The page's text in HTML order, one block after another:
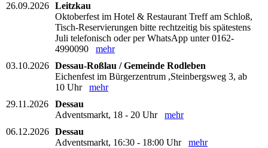
26.09.2026 Leitzkau
Oktoberfest im Hotel & Restaurant Treff am Schloß,
Tisch-Reservierungen bitte rechtzeitig bis spätestens
Juli telefonisch oder per WhatsApp unter 0162-
4990090 mehr
03.10.2026 Dessau-Roßlau / Gemeinde Rodleben
Eichenfest im Bürgerzentrum ,Steinbergsweg 3, ab
10 Uhr mehr
29.11.2026
Dessau
Adventsmarkt, 18 - 20 Uhr mehr
06.12.2026 Dessau
Adventsmarkt, 16:30 - 18:00 Uhr mehr